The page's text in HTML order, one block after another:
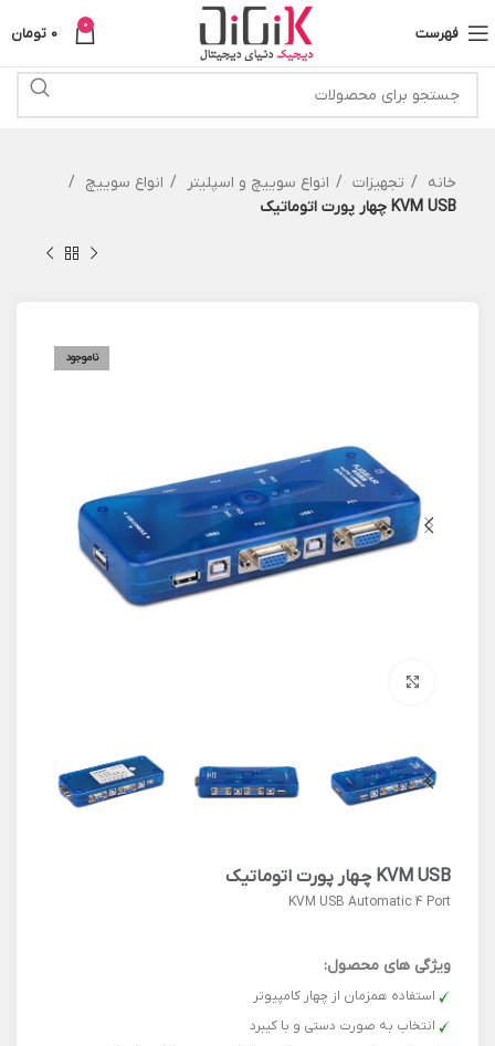
فهرست 0
0 تومان
خانه تجهیزات انواع سوییچ و اسپلیتر
انواع سوییچ
KVM USB چهار پورت اتوماتیک
ناموجود
KVM USB چهار پورت اتوماتیک
KVM USB Automatic 4 Port
ویژگی های محصول:
استفاده همزمان از چهار کامپیوتر
انتخاب به صورت دستی و با کیبرد